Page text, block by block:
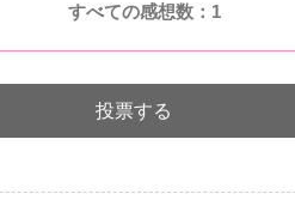
すべての感想数： 1
投票する